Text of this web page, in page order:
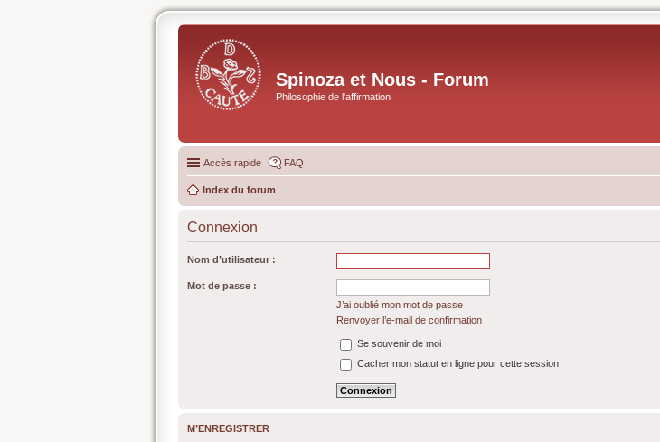
Spinoza et Nous - Forum
Philosophie de l'affirmation
Accès rapide FAQ
Index du forum
Connexion
Nom d’utilisateur :
Mot de passe :
J’ai oublié mon mot de passe
Renvoyer l’e-mail de confirmation
Se souvenir de moi
Cacher mon statut en ligne pour cette session
M’ENREGISTRER